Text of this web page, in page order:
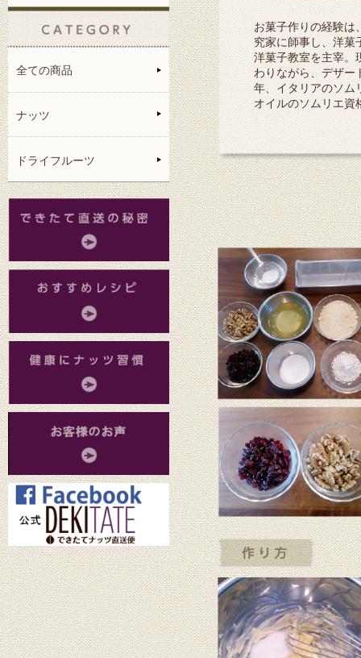
お菓子作りの経験は
究家に師事し、洋菓
洋菓子教室を主宰。
わりながら、デザー
年、イタリアのソム
オイルのソムリエ資
全ての商品
ナッツ
ドライフルーツ